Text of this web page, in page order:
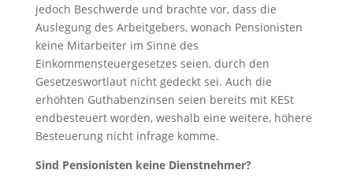
jedoch Beschwerde und brachte vor, dass die
Auslegung des Arbeitgebers, wonach Pensionisten
keine Mitarbeiter im Sinne des
Einkommensteuergesetzes seien, durch den
Gesetzeswortlaut nicht gedeckt sei. Auch die
erhöhten Guthabenzinsen seien bereits mit KESt
endbesteuert worden, weshalb eine weitere, höhere
Besteuerung nicht infrage komme.
Sind Pensionisten keine Dienstnehmer?